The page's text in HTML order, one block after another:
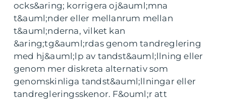
ocks&aring; korrigera oj&auml;mna
t&auml;nder eller mellanrum mellan
t&auml;nderna, vilket kan
&aring;tg&auml;rdas genom tandreglering
med hj&auml;lp av tandst&auml;llning eller
genom mer diskreta alternativ som
genomskinliga tandst&auml;llningar eller
tandregleringsskenor. F&ouml;r att